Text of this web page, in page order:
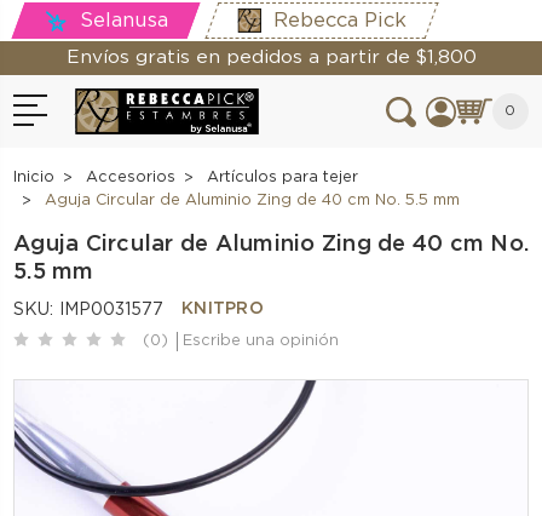
Selanusa Rebecca Pick
Envíos gratis en pedidos a partir de $1,800
0
Inicio Accesorios
Artículos para tejer
Aguja Circular de Aluminio Zing de 40 cm No. 5.5 mm
Aguja Circular de Aluminio Zing de 40 cm No.
5.5 mm
SKU: IMP0031577 KNITPRO
(0) Escribe una opinión